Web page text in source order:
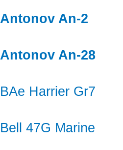
Antonov An-2
Antonov An-28
BAe Harrier Gr7
Bell 47G Marine